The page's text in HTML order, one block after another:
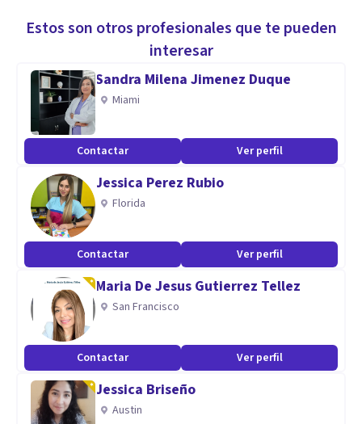
Estos son otros profesionales que te pueden
interesar
Sandra Milena Jimenez Duque
Miami
Contactar Ver perfil
Jessica Perez Rubio
Florida
Contactar Ver perfil
Maria De Jesus Gutierrez Tellez
San Francisco
Contactar Ver perfil
Jessica Briseño
Austin